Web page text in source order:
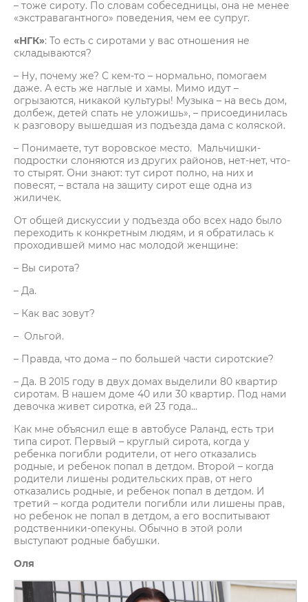
– тоже сироту. По словам собеседницы, она не менее
«экстравагантного» поведения, чем ее супруг.
«НГК»: То есть с сиротами у вас отношения не
складываются?
– Ну, почему же? С кем-то – нормально, помогаем
даже. А есть же наглые и хамы. Мимо идут –
огрызаются, никакой культуры! Музыка – на весь дом,
долбеж, детей спать не уложишь», – присоединилась
к разговору вышедшая из подъезда дама с коляской.
– Понимаете, тут воровское место. Мальчишки-
подростки слоняются из других районов, нет-нет, что-
то стырят. Они знают: тут сирот полно, на них и
повесят, – встала на защиту сирот еще одна из
жиличек.
От общей дискуссии у подъезда обо всех надо было
переходить к конкретным людям, и я обратилась к
проходившей мимо нас молодой женщине:
– Вы сирота?
– Да.
– Как вас зовут?
– Ольгой.
– Правда, что дома – по большей части сиротские?
– Да. В 2015 году в двух домах выделили 80 квартир
сиротам. В нашем доме 40 или 30 квартир. Под нами
девочка живет сиротка, ей 23 года...
Как мне объяснил еще в автобусе Раланд, есть три
типа сирот. Первый – круглый сирота, когда у
ребенка погибли родители, от него отказались
родные, и ребенок попал в детдом. Второй – когда
родители лишены родительских прав, от него
отказались родные, и ребенок попал в детдом. И
третий – когда родители погибли или лишены прав,
но ребенок не попал в детдом, а его воспитывают
родственники-опекуны. Обычно в этой роли
выступают родные бабушки.
Оля